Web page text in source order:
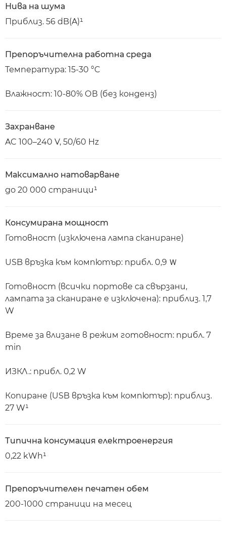
Нива на шума
Приблиз. 56 dB(A)¹
Препоръчителна работна среда
Температура: 15-30 °C
Влажност: 10-80% ОВ (без конденз)
Захранване
AC 100–240 V, 50/60 Hz
Максимално натоварване
до 20 000 страници¹
Консумирана мощност
Готовност (изключена лампа сканиране)
USB връзка към компютър: прибл. 0,9 Ｗ
Готовност (всички портове са свързани,
лампата за сканиране е изключена): приблиз. 1,7
W
Време за влизане в режим готовност: прибл. 7
min
ИЗКЛ.: прибл. 0,2 W
Копиране (USB връзка към компютър): приблиз.
27 W¹
Типична консумация електроенергия
0,22 kWh¹
Препоръчителен печатен обем
200-1000 страници на месец